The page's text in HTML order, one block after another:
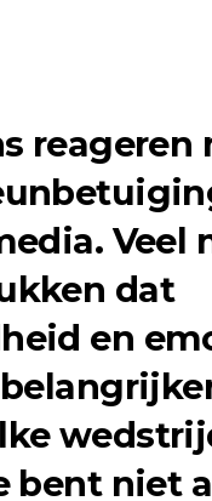
reageren
Veel
dat
en
bent niet